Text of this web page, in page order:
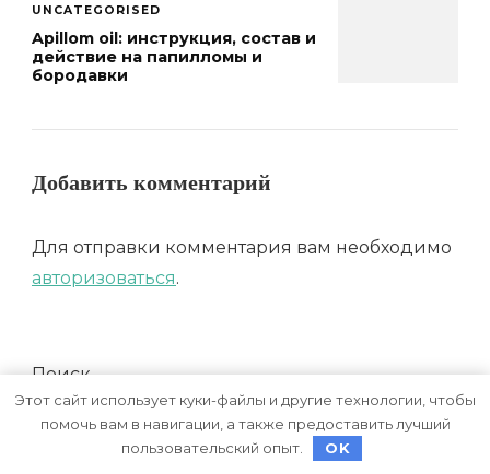
UNCATEGORISED
Apillom oil: инструкция, состав и
действие на папилломы и
бородавки
Добавить комментарий
Для отправки комментария вам необходимо
авторизоваться.
Поиск
Этот сайт использует куки-файлы и другие технологии, чтобы
помочь вам в навигации, а также предоставить лучший
пользовательский опыт.
OK